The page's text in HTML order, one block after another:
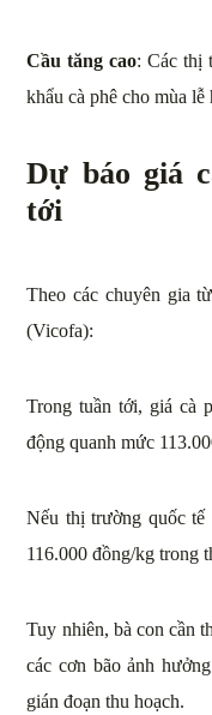
Cầu tăng cao: Các thị
khẩu cà phê cho mùa lễ
Dự báo giá
tới
Theo các chuyên gia
(Vicofa):
Trong tuần tới, giá cà
động quanh mức
Nếu thị trường quốc
116.000 đồng/kg trong
Tuy nhiên, bà con cần
các cơn bão ảnh
gián đoạn thu hoạch.